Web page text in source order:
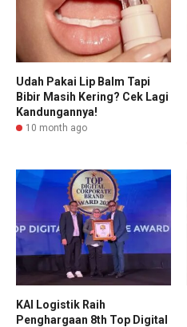
Udah Pakai Lip Balm Tapi
Bibir Masih Kering? Cek Lagi
Kandungannya!
10 month ago
KAI Logistik Raih
Penghargaan 8th Top Digital